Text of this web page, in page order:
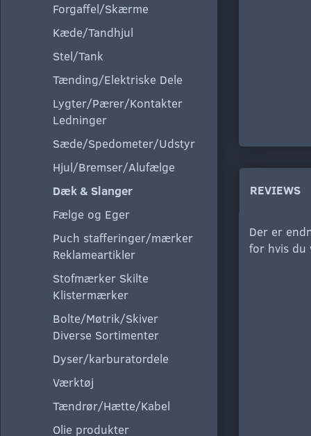
Forgaffel/Skærme
Kæde/Tandhjul
Stel/Tank
Tænding/Elektriske Dele
Lygter/Pærer/Kontakter
Ledninger
Sæde/Spedometer/Udstyr
Hjul/Bremser/Alufælge
Dæk & Slanger
Fælge og Eger
Puch stafferinger/mærker
Reklameartikler
Stofmærker Skilte
Klistermærker
Bolte/Møtrik/Skiver
Diverse Sortimenter
Dyser/karburatordele
Værktøj
Tændrør/Hætte/Kabel
Olie produkter
REVIEWS
Der er
for hvis du